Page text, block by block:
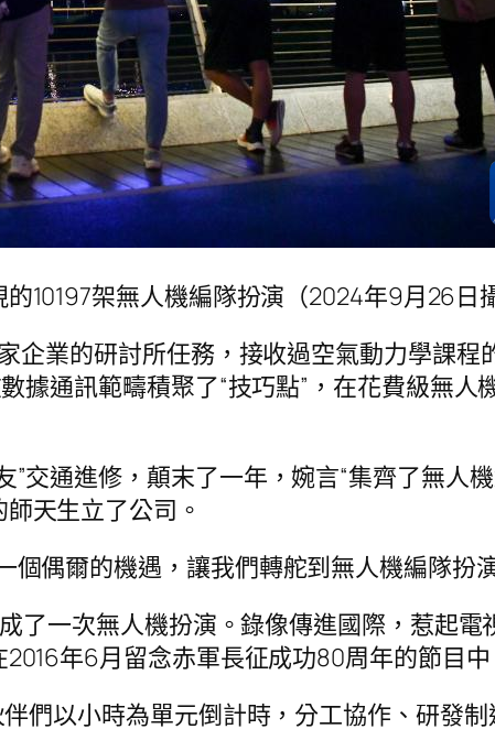
10197架無人機編隊扮演（2024年9月26日
企業的研討所任務，接收過空氣動力學課程
據通訊範疇積聚了“技巧點”，在花費級無人
通進修，顛末了一年，婉言“集齊了無人機
天生立了公司。
偶爾的機遇，讓我們轉舵到無人機編隊扮
了一次無人機扮演。錄像傳進國際，惹起
年6月留念赤軍長征成功80周年的節目
們以小時為單元倒計時，分工協作、研發制